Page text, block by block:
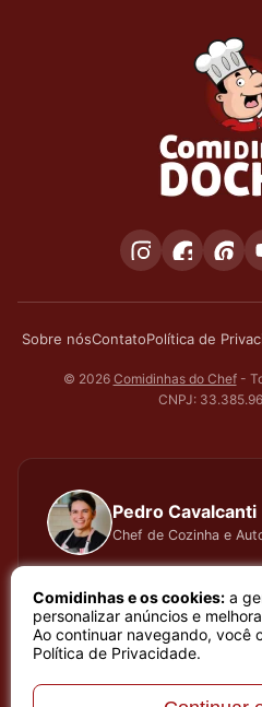
Sobre nósContatoPolítica de
© 2026 Comidinhas do Chef-
CNPJ:
Pedro Cavalcanti
Chef de Cozinha e
atenção, testando cada
trabalho é baseado em
estar que a arte de cozinhar
Pedro Cavalcanti e sou Chef
Comidinhas e os cookies: a
personalizar anúncios e
Ao continuar navegando, você
Política de Privacidade.